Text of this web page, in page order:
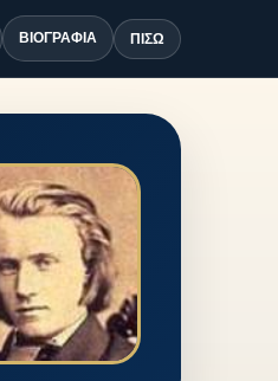
ΒΙΟΓΡΑΦΊΑ ΠΊΣΩ